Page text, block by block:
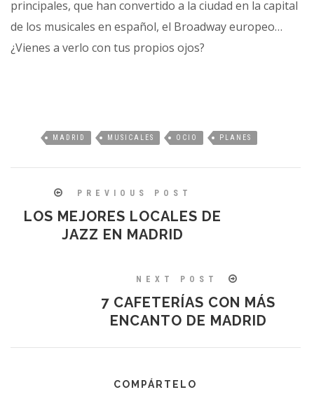
principales, que han convertido a la ciudad en la capital
de los musicales en español, el Broadway europeo…
¿Vienes a verlo con tus propios ojos?
MADRID MUSICALES OCIO PLANES
PREVIOUS POST
LOS MEJORES LOCALES DE
JAZZ EN MADRID
NEXT POST
7 CAFETERÍAS CON MÁS
ENCANTO DE MADRID
COMPÁRTELO